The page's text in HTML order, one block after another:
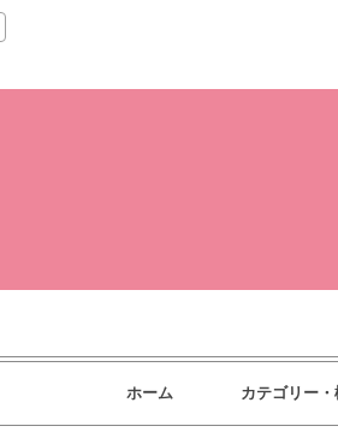
ホーム カテゴリー・